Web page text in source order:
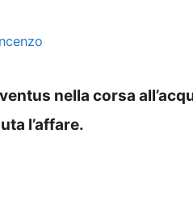
nella corsa
l’affare.